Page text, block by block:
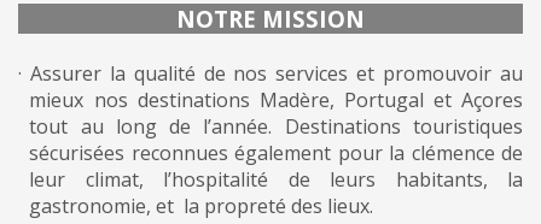
NOTRE MISSION
· Assurer la qualité de nos services et promouvoir au
mieux nos destinations Madère, Portugal et Açores
tout au long de l’année. Destinations touristiques
sécurisées reconnues également pour la clémence de
leur climat, l’hospitalité de leurs habitants, la
gastronomie, et la propreté des lieux.